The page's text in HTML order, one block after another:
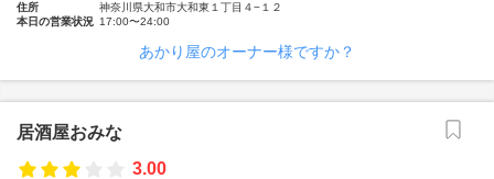
住所
神奈川県大和市大和東１丁目４−１２
本日の営業状況 17:00〜24:00
あかり屋のオーナー様ですか？
居酒屋おみな
3.00